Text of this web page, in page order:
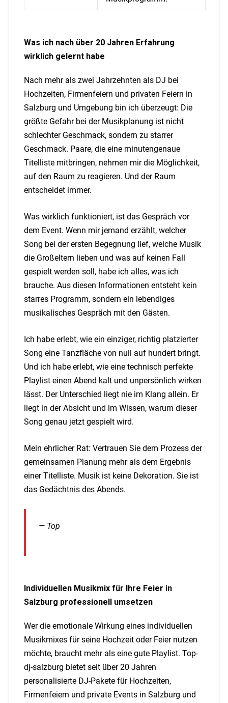
Was ich nach über 20 Jahren Erfahrung
wirklich gelernt habe
Nach mehr als zwei Jahrzehnten als DJ bei
Hochzeiten, Firmenfeiern und privaten Feiern in
Salzburg und Umgebung bin ich überzeugt: Die
größte Gefahr bei der Musikplanung ist nicht
schlechter Geschmack, sondern zu starrer
Geschmack. Paare, die eine minutengenaue
Titelliste mitbringen, nehmen mir die Möglichkeit,
auf den Raum zu reagieren. Und der Raum
entscheidet immer.
Was wirklich funktioniert, ist das Gespräch vor
dem Event. Wenn mir jemand erzählt, welcher
Song bei der ersten Begegnung lief, welche Musik
die Großeltern lieben und was auf keinen Fall
gespielt werden soll, habe ich alles, was ich
brauche. Aus diesen Informationen entsteht kein
starres Programm, sondern ein lebendiges
musikalisches Gespräch mit den Gästen.
Ich habe erlebt, wie ein einziger, richtig platzierter
Song eine Tanzfläche von null auf hundert bringt.
Und ich habe erlebt, wie eine technisch perfekte
Playlist einen Abend kalt und unpersönlich wirken
lässt. Der Unterschied liegt nie im Klang allein. Er
liegt in der Absicht und im Wissen, warum dieser
Song genau jetzt gespielt wird.
Mein ehrlicher Rat: Vertrauen Sie dem Prozess der
gemeinsamen Planung mehr als dem Ergebnis
einer Titelliste. Musik ist keine Dekoration. Sie ist
das Gedächtnis des Abends.
— Top
Individuellen Musikmix für Ihre Feier in
Salzburg professionell umsetzen
Wer die emotionale Wirkung eines individuellen
Musikmixes für seine Hochzeit oder Feier nutzen
möchte, braucht mehr als eine gute Playlist. Top-
dj-salzburg bietet seit über 20 Jahren
personalisierte DJ-Pakete für Hochzeiten,
Firmenfeiern und private Events in Salzburg und